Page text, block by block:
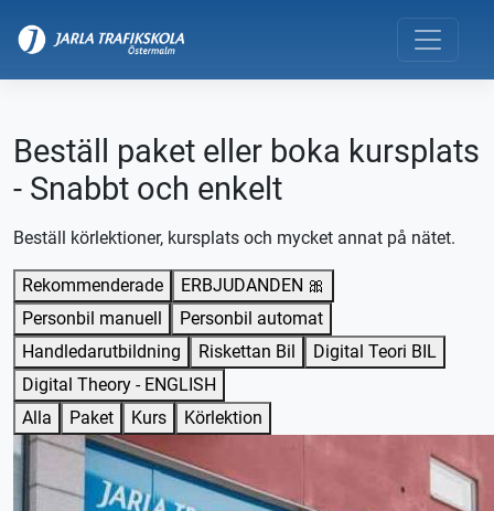
Beställ paket eller boka kursplats
- Snabbt och enkelt
Beställ körlektioner, kursplats och mycket annat på nätet.
Rekommenderade
ERBJUDANDEN 🎀
Personbil manuell
Personbil automat
Handledarutbildning
Riskettan Bil
Digital Teori BIL
Digital Theory - ENGLISH
Alla
Paket Kurs Körlektion